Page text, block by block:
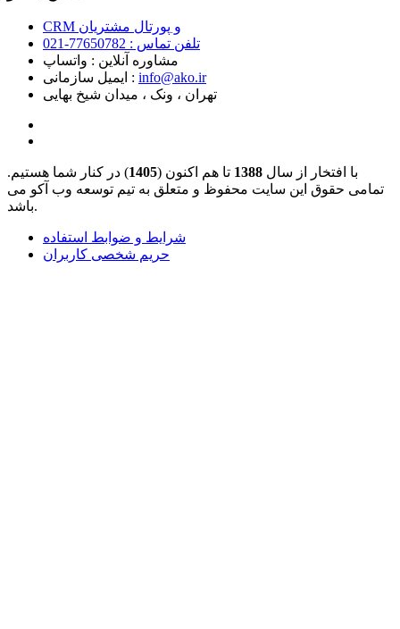
CRM و پورتال مشتریان
تلفن تماس :‌ 77650782-021
مشاوره آنلاین : واتساپ
ایمیل سازمانی :‌ info@ako.ir
تهران ، ونک ، میدان شیخ بهایی
با افتخار از سال 1388 تا هم اکنون (1405) در کنار شما هستیم.
تمامی حقوق این سایت محفوظ و متعلق به تیم توسعه وب آکو می
باشد.
شرایط و ضوابط استفاده
حریم شخصی کاربران